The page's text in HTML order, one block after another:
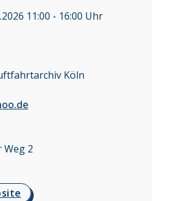
11:00 - 16:00 Uhr
Köln
2